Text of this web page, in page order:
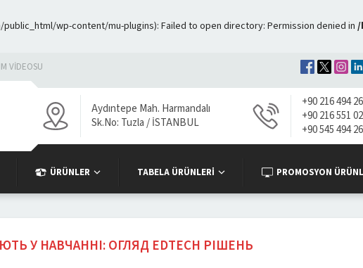
wp-content/mu-plugins): Failed to open directory: Permission denied in /
VIDEOSU
Aydıntepe Mah. Harmandalı
Sk.No: Tuzla / İSTANBUL
+90 216 494
+90 216 551
+90 545 494
ÜRÜNLER TABELA ÜRÜNLERİ PROMOSYON
У НАВЧАННІ: ОГЛЯД EDTECH РІШЕНЬ